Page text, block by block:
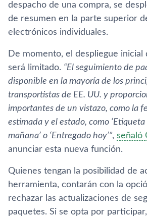
despacho de una compra, se
de resumen en la parte superior
electrónicos individuales.
De momento, el despliegue inicial
será limitado. “El seguimiento de
disponible en la mayoría de los
transportistas de EE. UU. y
importantes de un vistazo, como la
estimada y el estado, como ‘Etiqueta
mañana’ o ‘Entregado hoy’”, señaló
anunciar esta nueva función.
Quienes tengan la posibilidad de
herramienta, contarán con la
rechazar las actualizaciones de
paquetes. Si se opta por